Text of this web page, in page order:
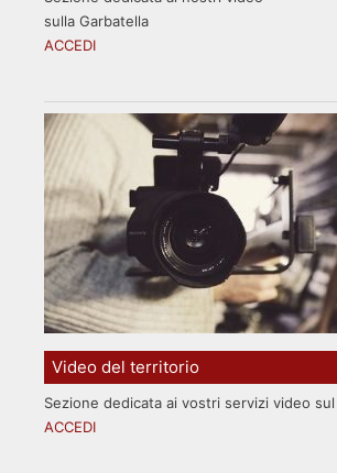
sulla Garbatella
ACCEDI
Video del territorio
Sezione dedicata ai vostri servizi video
ACCEDI